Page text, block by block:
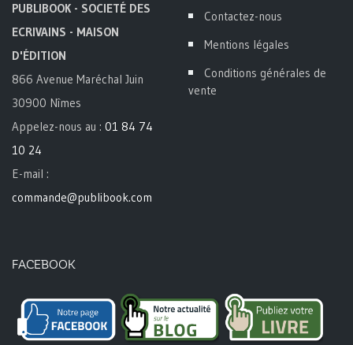
PUBLIBOOK - SOCIETÉ DES
ECRIVAINS - MAISON
D'ÉDITION
866 Avenue Maréchal Juin
30900 Nîmes
Appelez-nous au : 01 84 74
10 24
E-mail :
commande@publibook.com
Contactez-nous
Mentions légales
Conditions générales de
vente
FACEBOOK